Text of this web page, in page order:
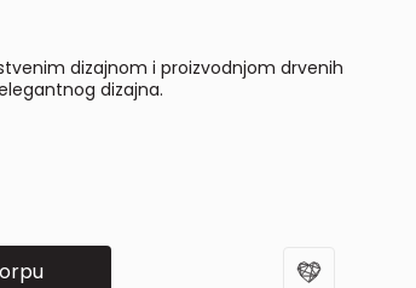
dizajnom i proizvodnjom drvenih
dizajna.